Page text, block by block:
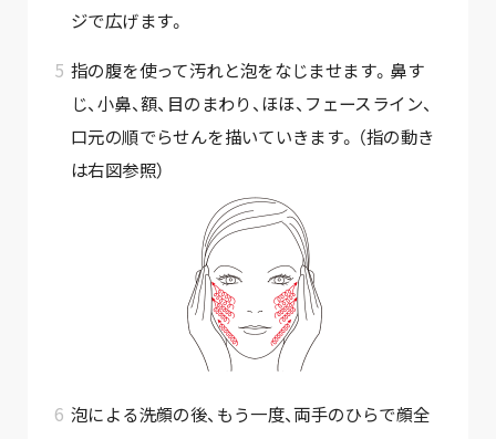
ジで広げます。
指の腹を使って汚れと泡をなじませます。鼻す
じ、小鼻、額、目のまわり、ほほ、フェースライン、
口元の順でらせんを描いていきます。（指の動き
は右図参照）
泡による洗顔の後、もう一度、両手のひらで顔全